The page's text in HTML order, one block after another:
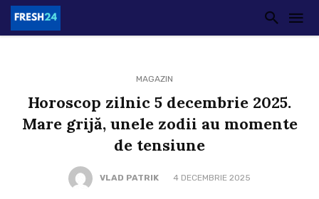
MAGAZIN
Horoscop zilnic 5 decembrie 2025.
Mare grijă, unele zodii au momente
de tensiune
VLAD PATRIK 4 DECEMBRIE 2025